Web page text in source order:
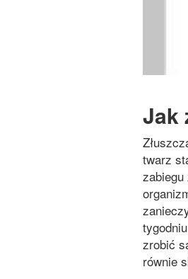
Jak
twarz
zrobić
równie